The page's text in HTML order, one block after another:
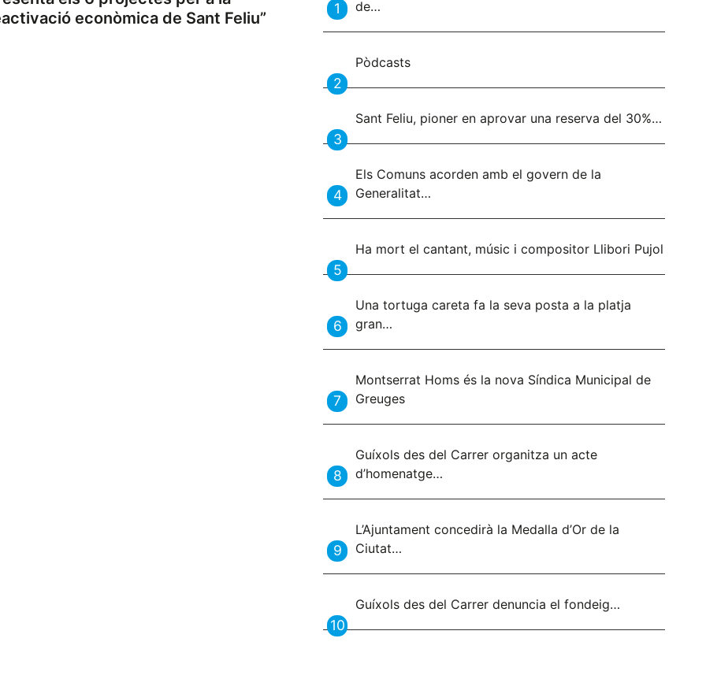
econòmica de Sant Feliu”
de…
Pòdcasts
Sant Feliu, pioner en aprovar una reserva del 30%…
Els Comuns acorden amb el govern de la
Generalitat…
Ha mort el cantant, músic i compositor Llibori Pujol
Una tortuga careta fa la seva posta a la platja
gran…
Montserrat Homs és la nova Síndica Municipal de
Greuges
Guíxols des del Carrer organitza un acte
d’homenatge…
L’Ajuntament concedirà la Medalla d’Or de la
Ciutat…
Guíxols des del Carrer denuncia el fondeig…